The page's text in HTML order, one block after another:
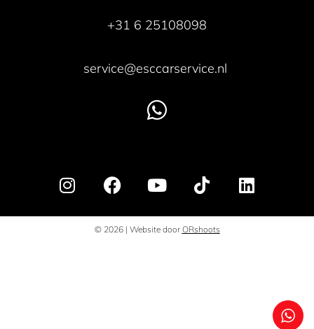
+31 6 25108098
service@esccarservice.nl
© 2026 | Website door ORshoots